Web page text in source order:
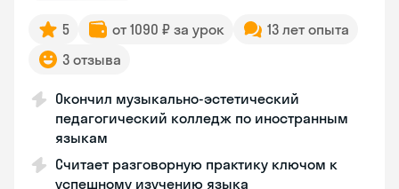
5 от 1090 ₽ за урок
13 лет опыта
3 отзыва
Окончил музыкально-эстетический
педагогический колледж по иностранным
языкам
Считает разговорную практику ключом к
успешному изучению языка